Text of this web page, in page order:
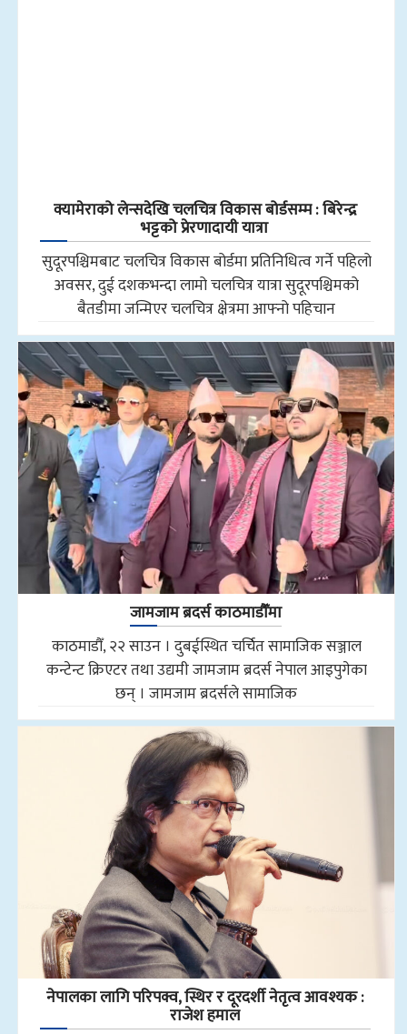
क्यामेराको लेन्सदेखि चलचित्र विकास बोर्डसम्म : बिरेन्द्र
भट्टको प्रेरणादायी यात्रा
सुदूरपश्चिमबाट चलचित्र विकास बोर्डमा प्रतिनिधित्व गर्ने पहिलो
अवसर, दुई दशकभन्दा लामो चलचित्र यात्रा सुदूरपश्चिमको
बैतडीमा जन्मिएर चलचित्र क्षेत्रमा आफ्नो पहिचान
जामजाम ब्रदर्स काठमाडौँमा
काठमाडौँ, २२ साउन । दुबईस्थित चर्चित सामाजिक सञ्जाल
कन्टेन्ट क्रिएटर तथा उद्यमी जामजाम ब्रदर्स नेपाल आइपुगेका
छन् । जामजाम ब्रदर्सले सामाजिक
नेपालका लागि परिपक्व, स्थिर र दूरदर्शी नेतृत्व आवश्यक :
राजेश हमाल